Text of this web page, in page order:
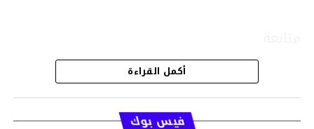
قسم الاخبار
أكمل القراءة
فيس بوك